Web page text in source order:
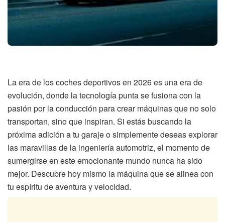
La era de los coches deportivos en 2026 es una era de
evolución, donde la tecnología punta se fusiona con la
pasión por la conducción para crear máquinas que no solo
transportan, sino que inspiran. Si estás buscando la
próxima adición a tu garaje o simplemente deseas explorar
las maravillas de la ingeniería automotriz, el momento de
sumergirse en este emocionante mundo nunca ha sido
mejor. Descubre hoy mismo la máquina que se alinea con
tu espíritu de aventura y velocidad.